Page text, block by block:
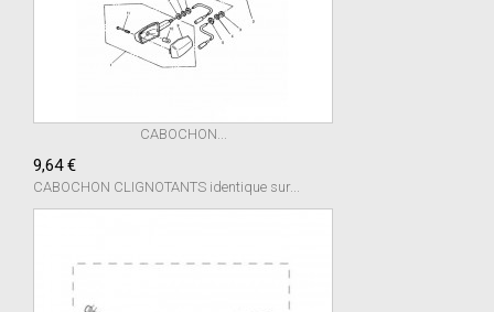
CABOCHON...
9,64 €
CABOCHON CLIGNOTANTS identique sur...